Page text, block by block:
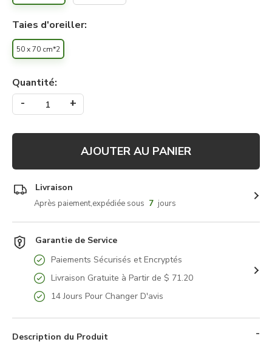
Taies d'oreiller:
50 x 70 cm*2
Quantité:
- +
AJOUTER AU PANIER
Livraison
Après paiement,expédiée sous 7 jours
Garantie de Service
Paiements Sécurisés et Encryptés
Livraison Gratuite à Partir de $ 71.20
14 Jours Pour Changer D'avis
Description du Produit